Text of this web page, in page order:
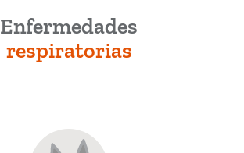
Enfermedades
respiratorias